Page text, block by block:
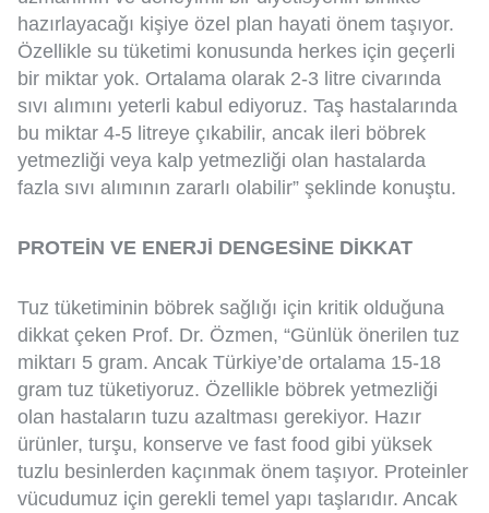
hazırlayacağı kişiye özel plan hayati önem taşıyor.
Özellikle su tüketimi konusunda herkes için geçerli
bir miktar yok. Ortalama olarak 2-3 litre civarında
sıvı alımını yeterli kabul ediyoruz. Taş hastalarında
bu miktar 4-5 litreye çıkabilir, ancak ileri böbrek
yetmezliği veya kalp yetmezliği olan hastalarda
fazla sıvı alımının zararlı olabilir” şeklinde konuştu.
PROTEİN VE ENERJİ DENGESİNE DİKKAT
Tuz tüketiminin böbrek sağlığı için kritik olduğuna
dikkat çeken Prof. Dr. Özmen, “Günlük önerilen tuz
miktarı 5 gram. Ancak Türkiye’de ortalama 15-18
gram tuz tüketiyoruz. Özellikle böbrek yetmezliği
olan hastaların tuzu azaltması gerekiyor. Hazır
ürünler, turşu, konserve ve fast food gibi yüksek
tuzlu besinlerden kaçınmak önem taşıyor. Proteinler
vücudumuz için gerekli temel yapı taşlarıdır. Ancak